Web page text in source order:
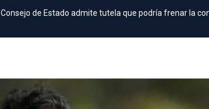
Consejo de Estado admite tutela que podría frenar la